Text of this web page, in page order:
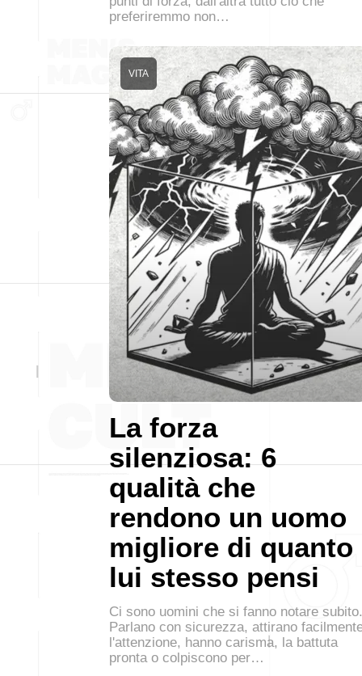
preferiremmo non…
La forza
silenziosa: 6
qualità che
rendono un uomo
migliore di quanto
lui stesso pensi
VITA
Ci sono uomini che si fanno notare subito.
Parlano con sicurezza, attirano
l'attenzione, hanno carisma, la battuta
pronta o colpiscono per…